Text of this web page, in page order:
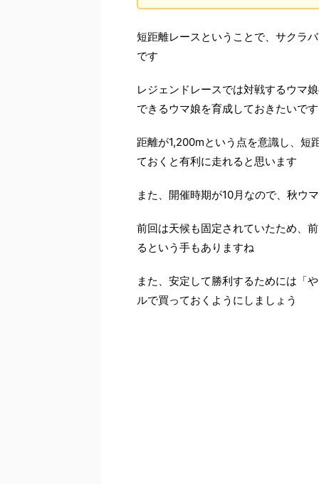
短距離レースということで、サクラ
です
レジェンドレースでは対戦するウマ
できるウマ娘を育成しておきたいで
距離が1,200mという点を意識し、短
ておくと有利に走れると思います
また、開催時期が10月なので、秋ウ
前回は天候も固定されていたため、
るという手もありますね
また、安定して勝利するためには「
ルで買っておくようにしましょう